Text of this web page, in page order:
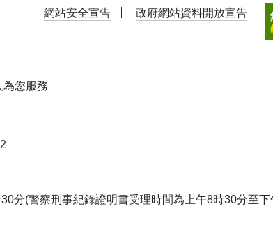
為您服務
分(警察刑事紀錄證明書受理時間為上午8時30分至
網站安全宣告 政府網站資料開放宣告